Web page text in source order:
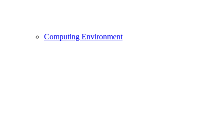
Computing Environment